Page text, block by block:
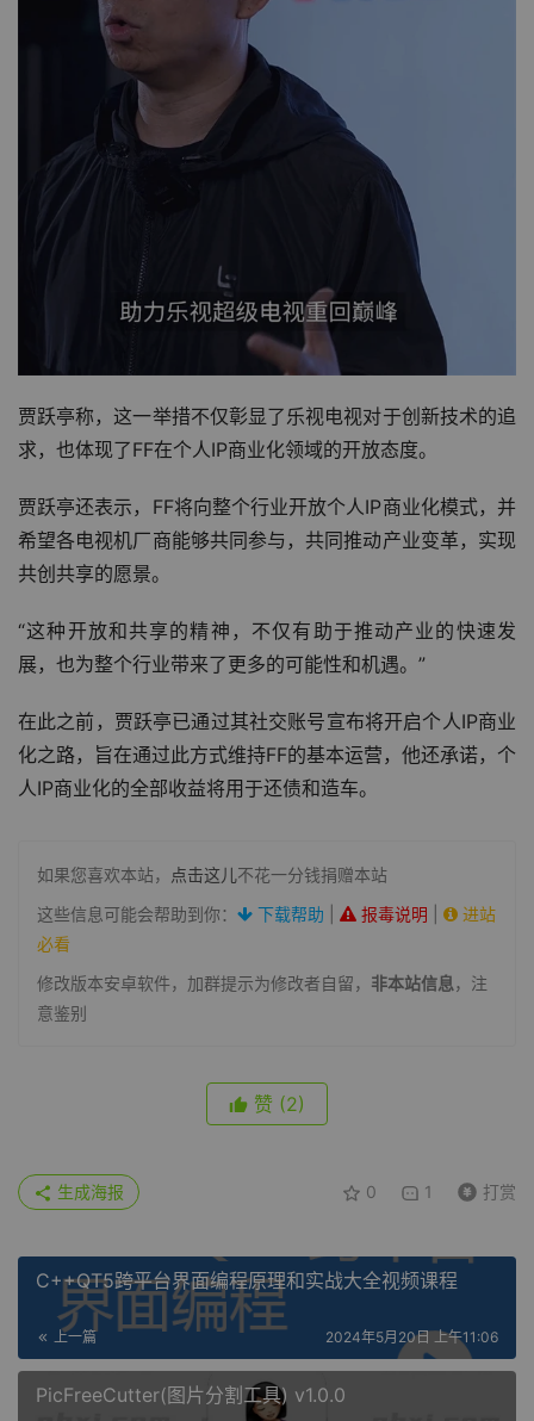
贾跃亭称，这一举措不仅彰显了乐视电视对于创新技术的追
求，也体现了FF在个人IP商业化领域的开放态度。
贾跃亭还表示，FF将向整个行业开放个人IP商业化模式，并
希望各电视机厂商能够共同参与，共同推动产业变革，实现
共创共享的愿景。
“这种开放和共享的精神，不仅有助于推动产业的快速发
展，也为整个行业带来了更多的可能性和机遇。”
在此之前，贾跃亭已通过其社交账号宣布将开启个人IP商业
化之路，旨在通过此方式维持FF的基本运营，他还承诺，个
人IP商业化的全部收益将用于还债和造车。
如果您喜欢本站， 点击这儿不花一分钱捐赠本站
这些信息可能会帮助到你：
下载帮助 报毒说明
进站
必看
修改版本安卓软件，加群提示为修改者自留， 非本站信息，注
意鉴别
赞 (2)
0 1 打赏
生成海报
C++QT5跨平台界面编程原理和实战大全视频课程
上一篇 2024年5月20日 上午11:06
PicFreeCutter(图片分割工具) v1.0.0